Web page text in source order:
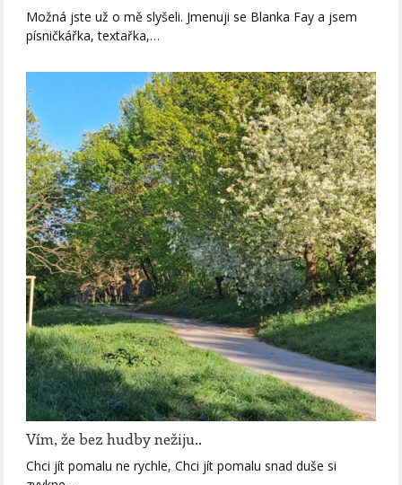
Možná jste už o mě slyšeli. Jmenuji se Blanka Fay a jsem
písničkářka, textařka,…
Vím, že bez hudby nežiju..
Chci jít pomalu ne rychle, Chci jít pomalu snad duše si